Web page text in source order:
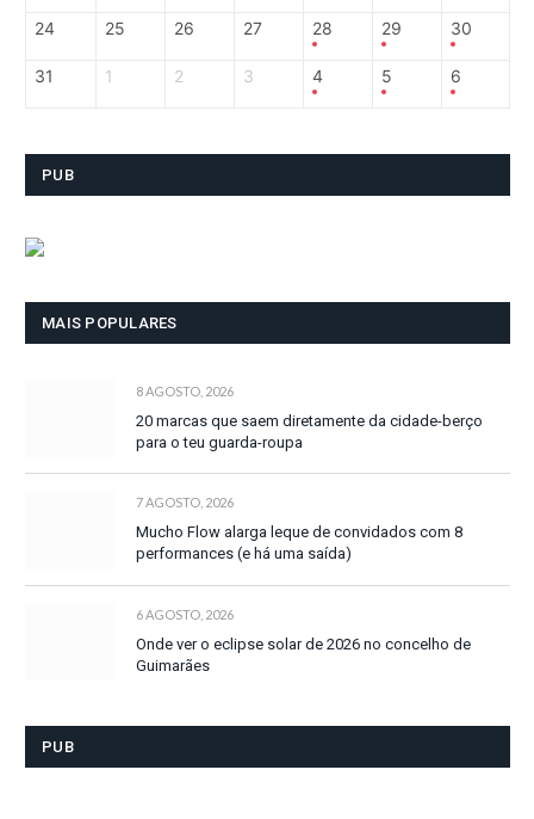
24 25 26 27 28 29 30
31 1 2 3 4 5 6
PUB
MAIS POPULARES
8 AGOSTO, 2026
20 marcas que saem diretamente da cidade-berço
para o teu guarda-roupa
7 AGOSTO, 2026
Mucho Flow alarga leque de convidados com 8
performances (e há uma saída)
6 AGOSTO, 2026
Onde ver o eclipse solar de 2026 no concelho de
Guimarães
PUB